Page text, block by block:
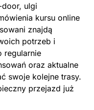
door, ulgi
kursu online
znajdą
potrzeb i
regularnie
oraz aktualne
swoje kolejne trasy.
przejazd już